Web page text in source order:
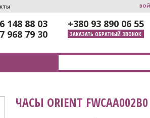
148 88 03
968 79 30
+380 93 890 06 55
ЗАКАЗАТЬ ОБРАТНЫЙ ЗВОНОК
ЧАСЫ ORIENT FWCAA002B0